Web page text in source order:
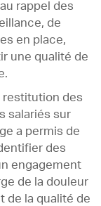
rappel des
de
en place,
une qualité de
restitution des
salariés sur
a permis de
des
engagement
de la douleur
de la qualité de